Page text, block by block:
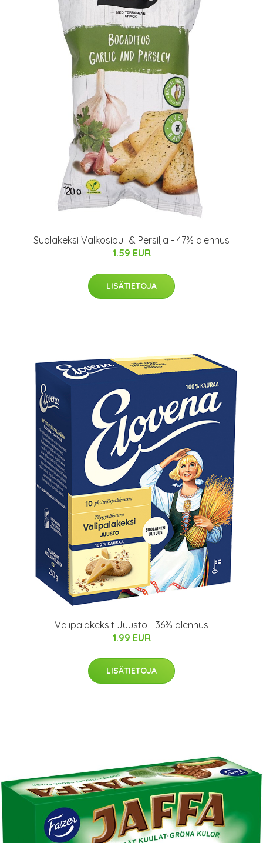
Suolakeksi Valkosipuli & Persilja - 47% alennus
1.59 EUR
LISÄTIETOJA
Välipalakeksit Juusto - 36% alennus
1.99 EUR
LISÄTIETOJA